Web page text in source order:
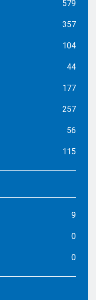
579
357
104
44
177
257
56
115
9
0
0